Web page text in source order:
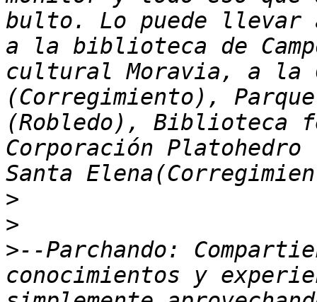
bulto. Lo puede llevar
a la biblioteca de
cultural Moravia, a la
(Corregimiento),
(Robledo), Biblioteca
Corporación
>
>
>--Parchando:
conocimientos y